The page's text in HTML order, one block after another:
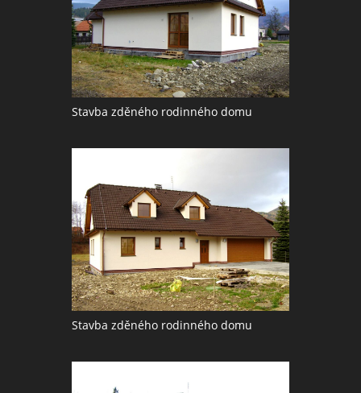
Stavba zděného rodinného domu
Stavba zděného rodinného domu